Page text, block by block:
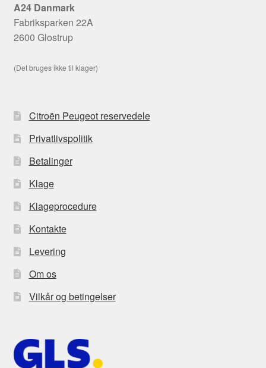
A24 Danmark
Fabriksparken 22A
2600 Glostrup
(Det bruges ikke til klager)
Citroën Peugeot reservedele
Privatlivspolitik
Betalinger
Klage
Klageprocedure
Kontakte
Levering
Om os
Vilkår og betingelser